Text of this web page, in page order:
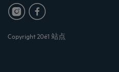
Copyright 20é1 站点